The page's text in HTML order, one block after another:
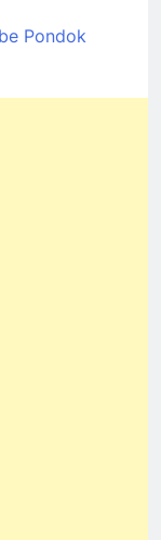
Pondok